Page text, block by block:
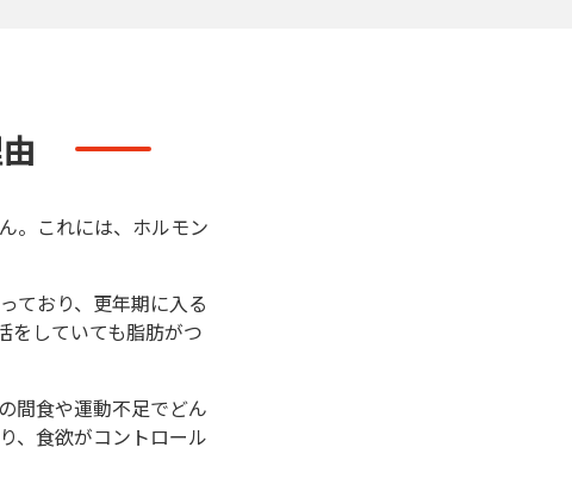
。これには、ホルモン
ており、更年期に入る
をしていても脂肪がつ
間食や運動不足でどん
、食欲がコントロール